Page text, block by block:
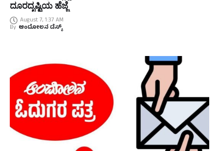
ದೂರದೃಷ್ಟಿಯ ಹೆಜ್ಜೆ
August 7, 1:37 AM
By ಆಂದೋಲನ ಡೆಸ್ಕ್